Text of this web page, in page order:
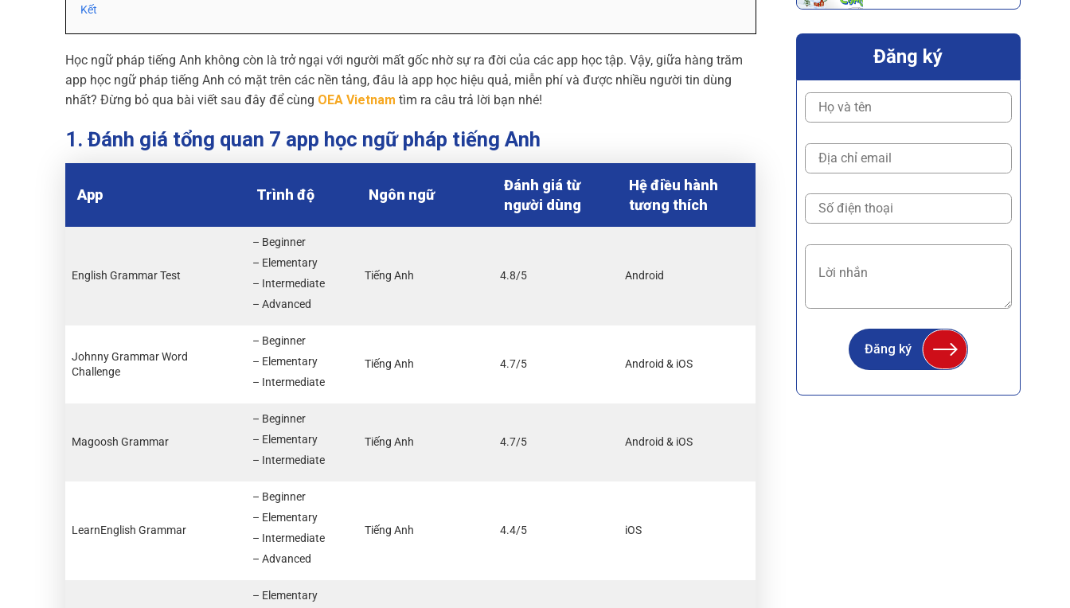
Kết
Học ngữ pháp tiếng Anh không còn là trở ngại với người mất gốc nhờ sự ra đời của các app học tập. Vậy, giữa hàng trăm
app học ngữ pháp tiếng Anh có mặt trên các nền tảng, đâu là app học hiệu quả, miễn phí và được nhiều người tin dùng
nhất? Đừng bỏ qua bài viết sau đây để cùng OEA Vietnam tìm ra câu trả lời bạn nhé!
1. Đánh giá tổng quan 7 app học ngữ pháp tiếng Anh
App Trình độ Ngôn ngữ
Đánh giá từ
người dùng
Hệ điều hành
tương thích
English Grammar Test
– Beginner
– Elementary
– Intermediate
– Advanced
Tiếng Anh 4.8/5 Android
Johnny Grammar Word
Challenge
– Beginner
– Elementary
– Intermediate
Tiếng Anh 4.7/5 Android & iOS
Magoosh Grammar
– Beginner
– Elementary
– Intermediate
Tiếng Anh 4.7/5 Android & iOS
LearnEnglish Grammar
– Beginner
– Elementary
– Intermediate
– Advanced
Tiếng Anh 4.4/5 iOS
– Elementary
Đăng ký
Đăng ký